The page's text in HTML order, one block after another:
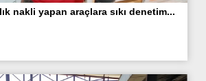
nakli yapan araçlara sıkı denetim...